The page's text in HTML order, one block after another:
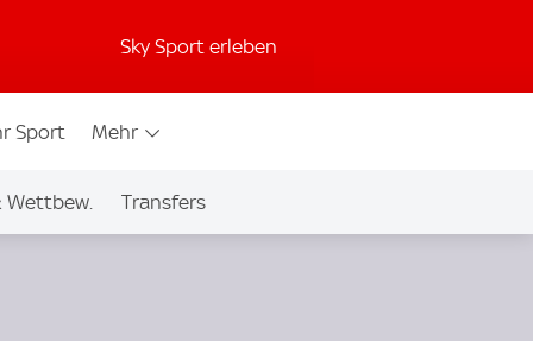
Sky Sport erleben
Sport Mehr
Wettbew. Transfers